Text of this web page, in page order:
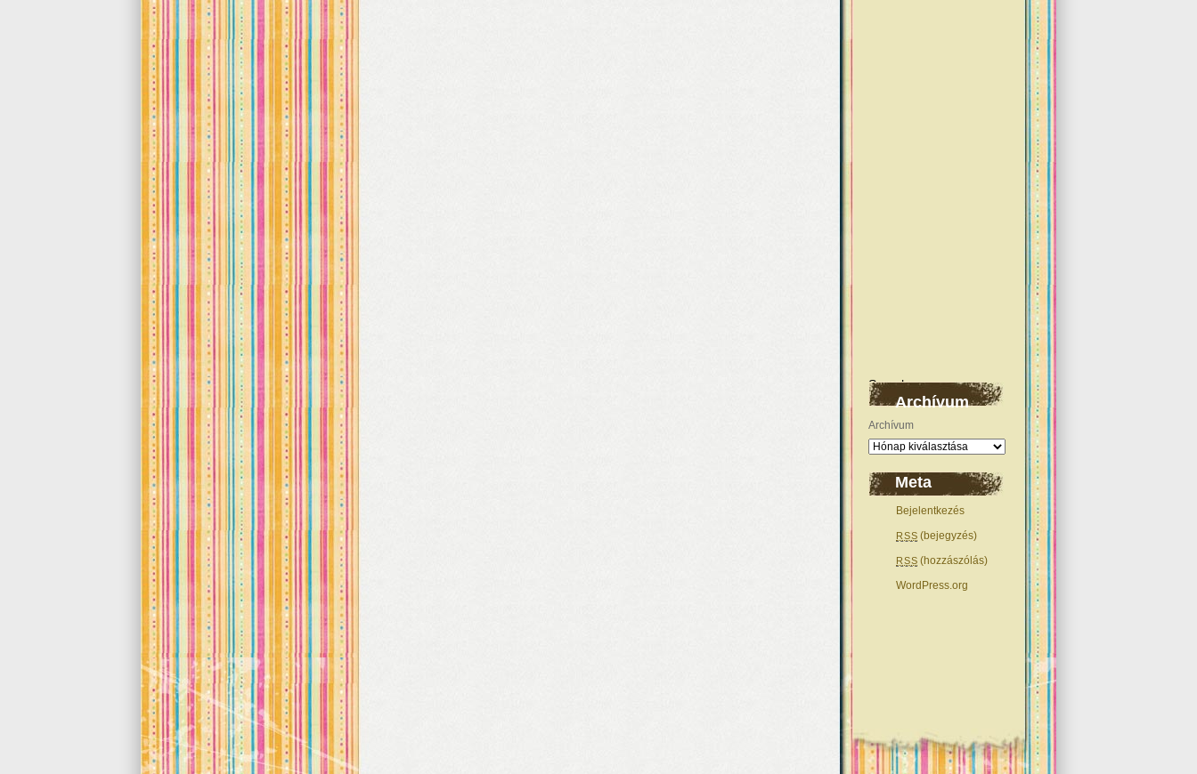
Archívum
Archívum
Meta
Bejelentkezés
RSS (bejegyzés)
RSS (hozzászólás)
WordPress.org